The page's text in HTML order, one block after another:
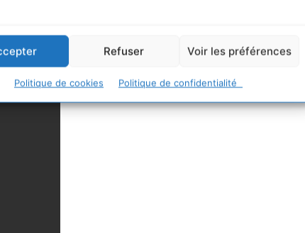
Refuser Voir les préférences
Politique de cookies Politique de confidentialité